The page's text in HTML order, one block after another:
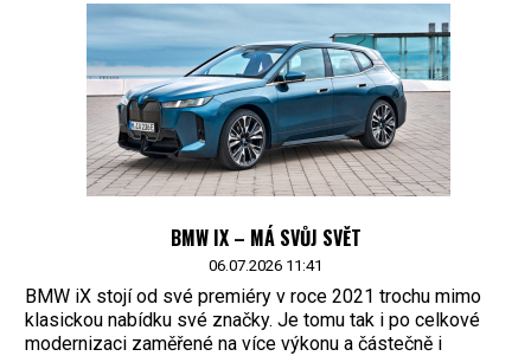
BMW IX – MÁ SVŮJ SVĚT
06.07.2026 11:41
BMW iX stojí od své premiéry v roce 2021 trochu mimo
klasickou nabídku své značky. Je tomu tak i po celkové
modernizaci zaměřené na více výkonu a částečně i